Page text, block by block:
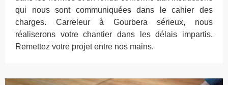
qui nous sont communiquées dans le cahier des
charges. Carreleur à Gourbera sérieux, nous
réaliserons votre chantier dans les délais impartis.
Remettez votre projet entre nos mains.